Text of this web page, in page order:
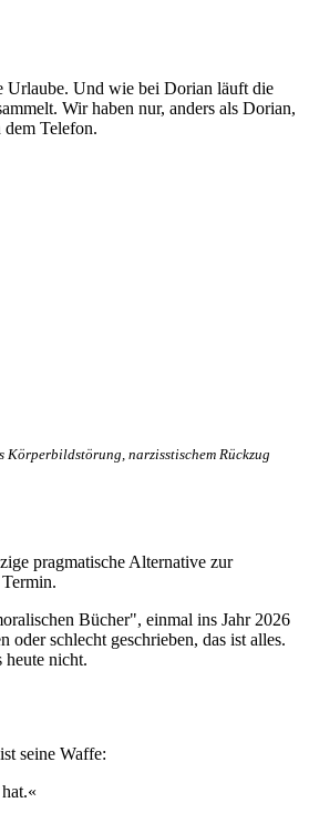
Urlaube. Und wie bei Dorian läuft die
Wir haben nur, anders als Dorian,
Telefon.
narzisstischem Rückzug
pragmatische Alternative zur
Bücher", einmal ins Jahr 2026
schlecht geschrieben, das ist alles.
nicht.
seine Waffe: